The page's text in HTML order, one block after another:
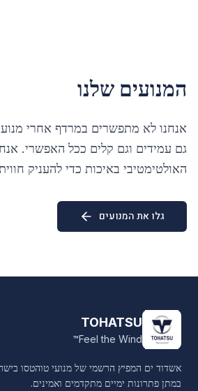
המנועים שלנו
אנחנו לא מתפשרים במרדף אחרי
גם עמידים וגם קלים ככל האפשרי.
האולטימטיבי באיכות כדי להעניק
גלו את המנועים
TOHATSU
Feel the Wind™
במתן פתרונות ימיים מתקדמים ואמינים.